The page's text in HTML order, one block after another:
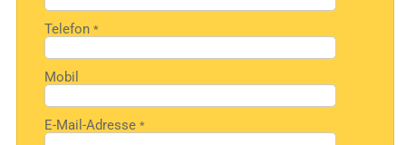
Telefon*
Mobil
E-Mail-Adresse*